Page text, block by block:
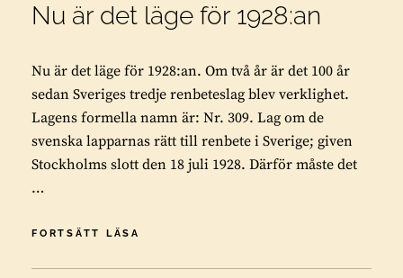
Nu är det läge för 1928:an
Nu är det läge för 1928:an. Om två år är det 100 år
sedan Sveriges tredje renbeteslag blev verklighet.
Lagens formella namn är: Nr. 309. Lag om de
svenska lapparnas rätt till renbete i Sverige; given
Stockholms slott den 18 juli 1928. Därför måste det
…
FORTSÄTT LÄSA
DET